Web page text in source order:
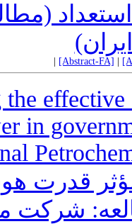
[Abstract-FA]
effective
in
قدرت
شرکت